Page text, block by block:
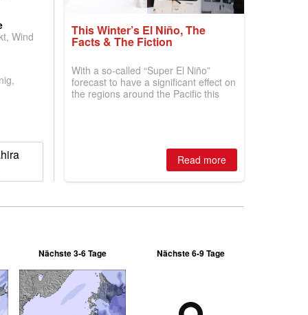
Wind
This Winter’s El Niño, The
Facts & The Fiction
With a so-called “Super El Niño”
forecast to have a significant effect on
the regions around the Pacific this
Read more
Nächste 3-6 Tage Nächste 6-9 Tage